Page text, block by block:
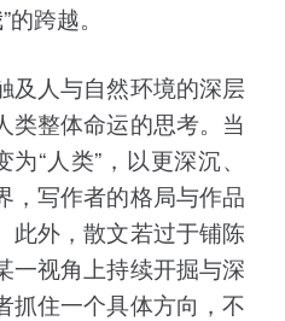
的跨越。
及人与自然环境的深层
类整体命运的思考。当
“人类”，以更深沉、
，写作者的格局与作品
此外，散文若过于铺陈
一视角上持续开掘与深
抓住一个具体方向，不